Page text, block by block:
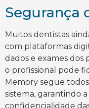
Segurança
Muitos dentistas
com plataformas
dados e exames dos
o profissional pode
Memory segue
sistema, garantindo
confidencialidade